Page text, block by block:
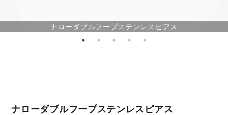
ナローダブルフープステンレスピアス
ナローダブルフープステンレスピアス